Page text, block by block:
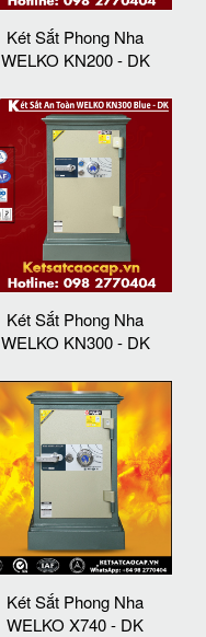
Két Sắt Phong Nha
WELKO KN200 - DK
Két Sắt Phong Nha
WELKO KN300 - DK
Két Sắt Phong Nha
WELKO X740 - DK